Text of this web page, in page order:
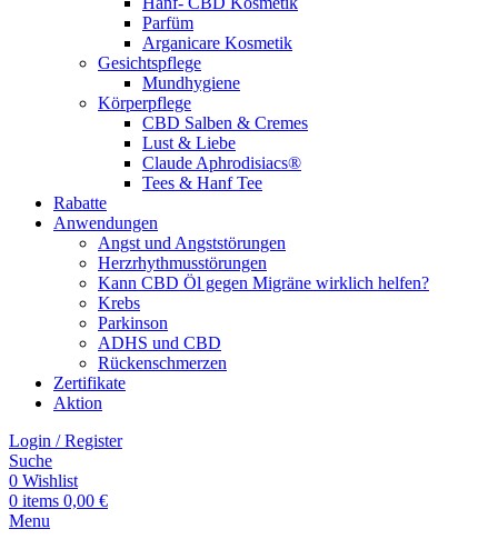
Parfüm
Arganicare Kosmetik
Gesichtspflege
Mundhygiene
Körperpflege
CBD Salben & Cremes
Lust & Liebe
Claude Aphrodisiacs®
Tees & Hanf Tee
Rabatte
Anwendungen
Angst und Angststörungen
Herzrhythmusstörungen
Kann CBD Öl gegen Migräne wirklich helfen?
Krebs
Parkinson
ADHS und CBD
Rückenschmerzen
Zertifikate
Aktion
Login / Register
Suche
0 Wishlist
0 items 0,00 €
Menu